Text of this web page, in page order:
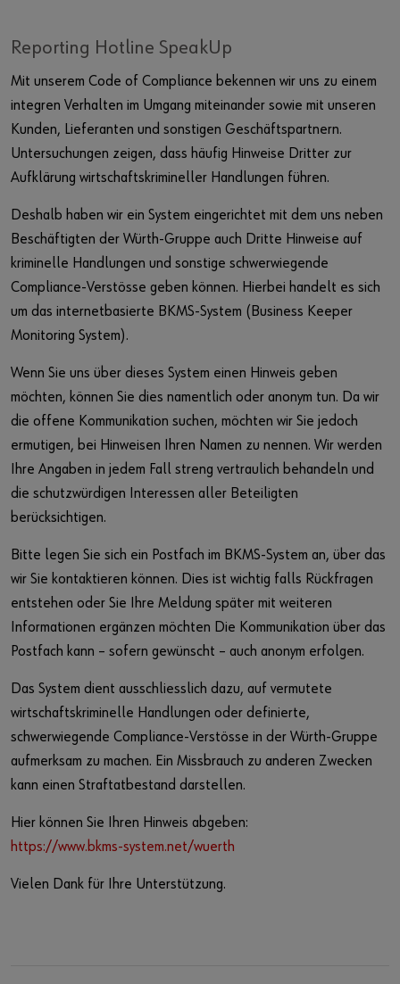
Reporting Hotline SpeakUp
Mit unserem Code of Compliance bekennen wir uns zu einem
integren Verhalten im Umgang miteinander sowie mit unseren
Kunden, Lieferanten und sonstigen Geschäftspartnern.
Untersuchungen zeigen, dass häufig Hinweise Dritter zur
Aufklärung wirtschaftskrimineller Handlungen führen.
Deshalb haben wir ein System eingerichtet mit dem uns neben
Beschäftigten der Würth-Gruppe auch Dritte Hinweise auf
kriminelle Handlungen und sonstige schwerwiegende
Compliance-Verstösse geben können. Hierbei handelt es sich
um das internetbasierte BKMS-System (Business Keeper
Monitoring System).
Wenn Sie uns über dieses System einen Hinweis geben
möchten, können Sie dies namentlich oder anonym tun. Da wir
die offene Kommunikation suchen, möchten wir Sie jedoch
ermutigen, bei Hinweisen Ihren Namen zu nennen. Wir werden
Ihre Angaben in jedem Fall streng vertraulich behandeln und
die schutzwürdigen Interessen aller Beteiligten
berücksichtigen.
Bitte legen Sie sich ein Postfach im BKMS-System an, über das
wir Sie kontaktieren können. Dies ist wichtig falls Rückfragen
entstehen oder Sie Ihre Meldung später mit weiteren
Informationen ergänzen möchten Die Kommunikation über das
Postfach kann – sofern gewünscht – auch anonym erfolgen.
Das System dient ausschliesslich dazu, auf vermutete
wirtschaftskriminelle Handlungen oder definierte,
schwerwiegende Compliance-Verstösse in der Würth-Gruppe
aufmerksam zu machen. Ein Missbrauch zu anderen Zwecken
kann einen Straftatbestand darstellen.
Hier können Sie Ihren Hinweis abgeben:
https://www.bkms-system.net/wuerth
Vielen Dank für Ihre Unterstützung.